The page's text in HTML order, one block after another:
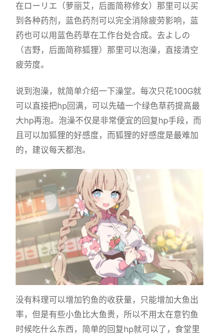
在ローリエ（萝丽艾，后面简称修女）那里可以买
到各种药剂，蓝色药剂可以完全消除疲劳影响，蓝
药也可以用蓝色药草在工作台处合成。去よしの
（吉野，后面简称狐狸）那里可以泡澡，直接清空
疲劳度。
说到泡澡，就简单介绍一下澡堂。每次只花100G就
可以直接把hp回满，可以先磕一个绿色草药提高最
大hp再泡。泡澡不仅是非常便宜的回复hp手段，而
且可以加狐狸的好感度，而狐狸的好感度是最难加
的，建议每天都泡。
没有料理可以增加钓鱼的收获量，只能增加大鱼出
率，但是有些小鱼比大鱼贵，所以不用太在意钓鱼
时候吃什么东西，简单的回复hp就可以了，食堂里